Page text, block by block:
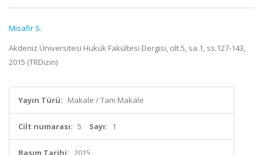
Misafir S.
Akdeniz Üniversitesi Hukuk Fakültesi Dergisi, cilt.5, sa.1, ss.127-143,
2015 (TRDizin)
Yayın Türü: Makale / Tam Makale
Cilt numarası: 5 Sayı: 1
Basım Tarihi: 2015